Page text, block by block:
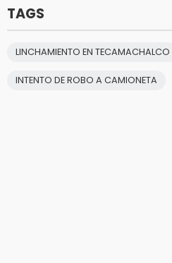
TAGS
LINCHAMIENTO EN TECAMACHALCO
INTENTO DE ROBO A CAMIONETA